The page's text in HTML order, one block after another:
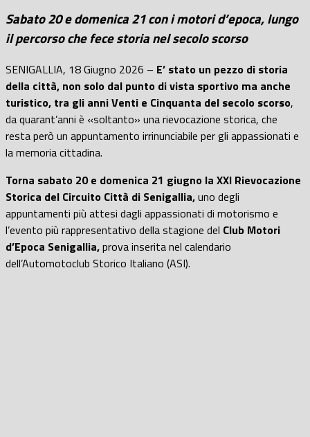
Sabato 20 e domenica 21 con i motori d’epoca, lungo
il percorso che fece storia nel secolo scorso
SENIGALLIA, 18 Giugno 2026 – E’ stato un pezzo di storia
della città, non solo dal punto di vista sportivo ma anche
turistico, tra gli anni Venti e Cinquanta del secolo scorso,
da quarant’anni è «soltanto» una rievocazione storica, che
resta però un appuntamento irrinunciabile per gli appassionati e
la memoria cittadina.
Torna sabato 20 e domenica 21 giugno la XXI Rievocazione
Storica del Circuito Città di Senigallia,uno degli
appuntamenti più attesi dagli appassionati di motorismo e
l’evento più rappresentativo della stagione del Club Motori
d’Epoca Senigallia,prova inserita nel calendario
dell’Automotoclub Storico Italiano (ASI).